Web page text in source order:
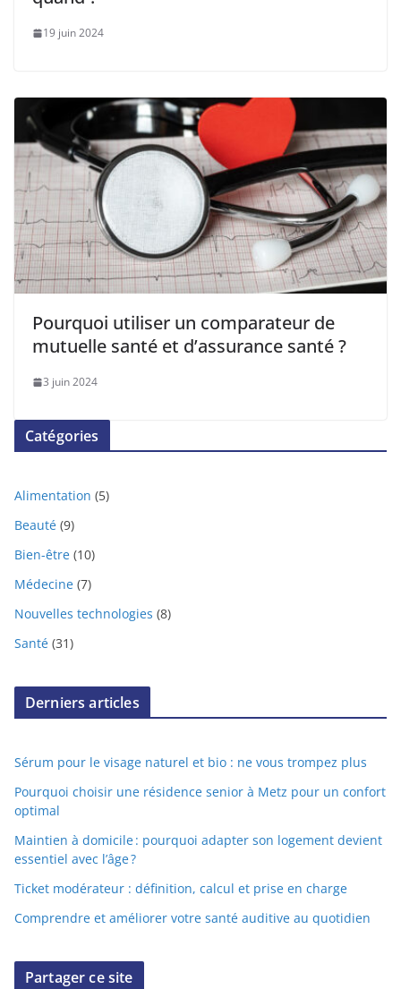
19 juin 2024
Pourquoi utiliser un comparateur de
mutuelle santé et d’assurance santé ?
3 juin 2024
Catégories
Alimentation (5)
Beauté (9)
Bien-être (10)
Médecine (7)
Nouvelles technologies (8)
Santé (31)
Derniers articles
Sérum pour le visage naturel et bio : ne vous trompez plus
Pourquoi choisir une résidence senior à Metz pour un confort
optimal
Maintien à domicile : pourquoi adapter son logement devient
essentiel avec l’âge ?
Ticket modérateur : définition, calcul et prise en charge
Comprendre et améliorer votre santé auditive au quotidien
Partager ce site